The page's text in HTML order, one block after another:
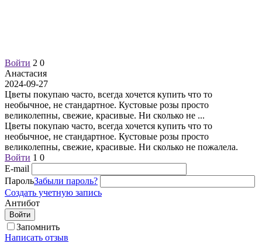
Войти 2 0
Анастасия
2024-09-27
Цветы покупаю часто, всегда хочется купить что то
необычное, не стандартное. Кустовые розы просто
великолепны, свежие, красивые. Ни сколько не ...
Цветы покупаю часто, всегда хочется купить что то
необычное, не стандартное. Кустовые розы просто
великолепны, свежие, красивые. Ни сколько не пожалела.
Войти 1 0
E-mail
ПарольЗабыли пароль?
Создать учетную запись
Антибот
Войти
Запомнить
Написать отзыв